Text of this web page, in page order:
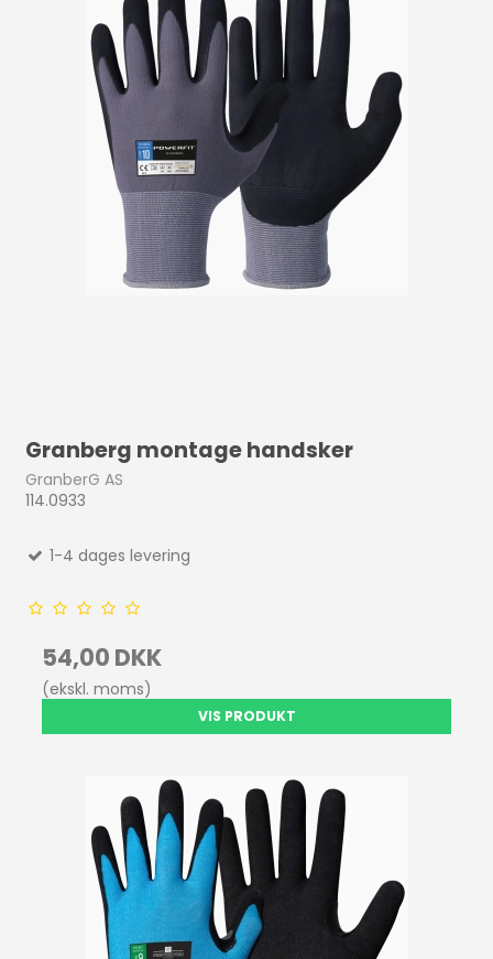
Granberg montage handsker
GranberG AS
114.0933
1-4 dages levering
54,00 DKK
(ekskl. moms)
VIS PRODUKT